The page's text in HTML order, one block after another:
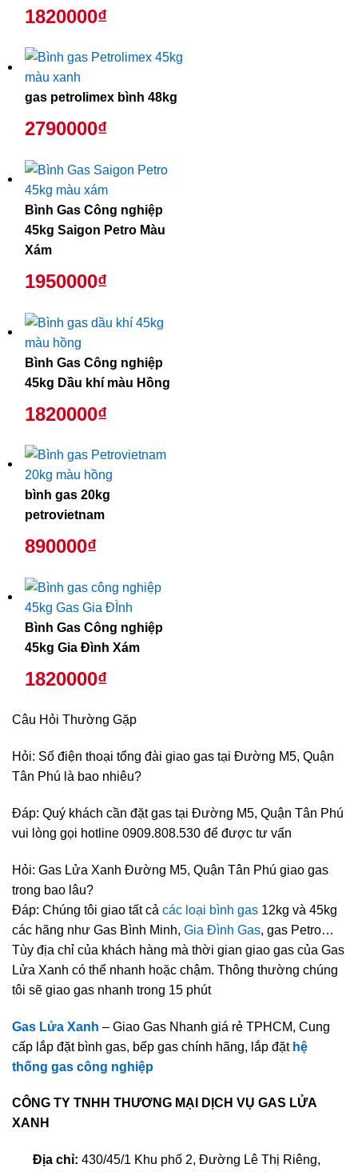
1820000₫
gas petrolimex bình 48kg
2790000₫
Bình Gas Công nghiệp
45kg Saigon Petro Màu
Xám
1950000₫
Bình Gas Công nghiệp
45kg Dầu khí màu Hồng
1820000₫
bình gas 20kg
petrovietnam
890000₫
Bình Gas Công nghiệp
45kg Gia Đình Xám
1820000₫
Câu Hỏi Thường Gặp
Hỏi: Số điện thoại tổng đài giao gas tại Đường M5, Quận
Tân Phú là bao nhiêu?
Đáp: Quý khách cần đặt gas tại Đường M5, Quận Tân Phú
vui lòng gọi hotline 0909.808.530 để được tư vấn
Hỏi: Gas Lửa Xanh Đường M5, Quận Tân Phú giao gas
trong bao lâu?
Đáp: Chúng tôi giao tất cả các loại bình gas 12kg và 45kg
các hãng như Gas Bình Minh, Gia Đình Gas, gas Petro…
Tùy địa chỉ của khách hàng mà thời gian giao gas của Gas
Lửa Xanh có thể nhanh hoặc chậm. Thông thường chúng
tôi sẽ giao gas nhanh trong 15 phút
Gas Lửa Xanh – Giao Gas Nhanh giá rẻ TPHCM, Cung
cấp lắp đặt bình gas, bếp gas chính hãng, lắp đặt hệ
thống gas công nghiệp
CÔNG TY TNHH THƯƠNG MẠI DỊCH VỤ GAS LỬA
XANH
Địa chỉ: 430/45/1 Khu phố 2, Đường Lê Thị Riêng,